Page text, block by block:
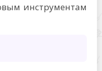
инструментам